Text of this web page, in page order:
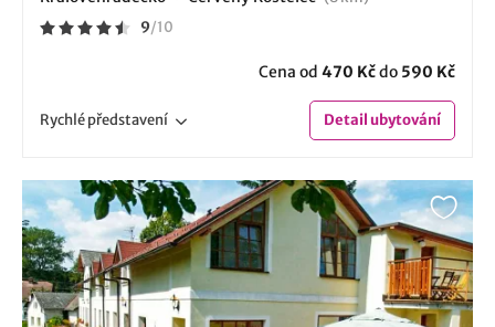
9/10
Cena od 470 Kčdo 590 Kč
Rychlépředstavení Detailubytování